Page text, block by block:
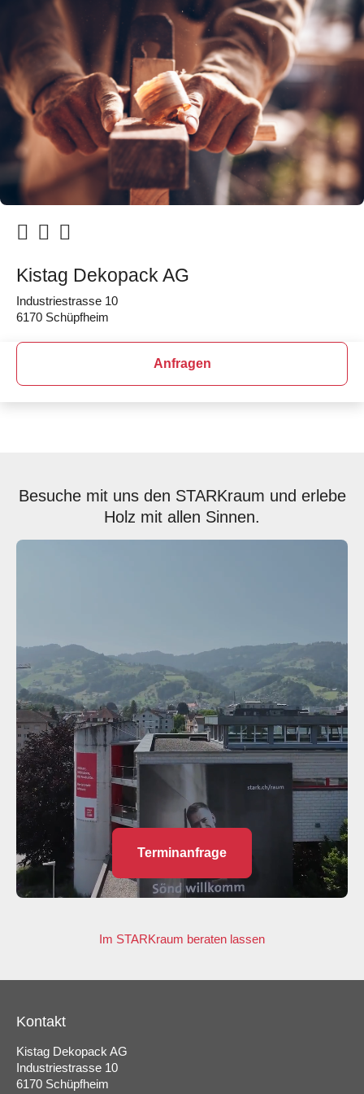
Kistag Dekopack AG
Industriestrasse 10
6170 Schüpfheim
Anfragen
Besuche mit uns den STARKraum und erlebe
Holz mit allen Sinnen.
Terminanfrage
Im STARKraum beraten lassen
Kontakt
Kistag Dekopack AG
Industriestrasse 10
6170 Schüpfheim